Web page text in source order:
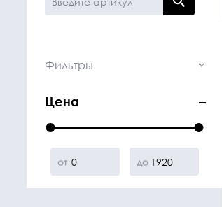
Фильтры
Цена
от до